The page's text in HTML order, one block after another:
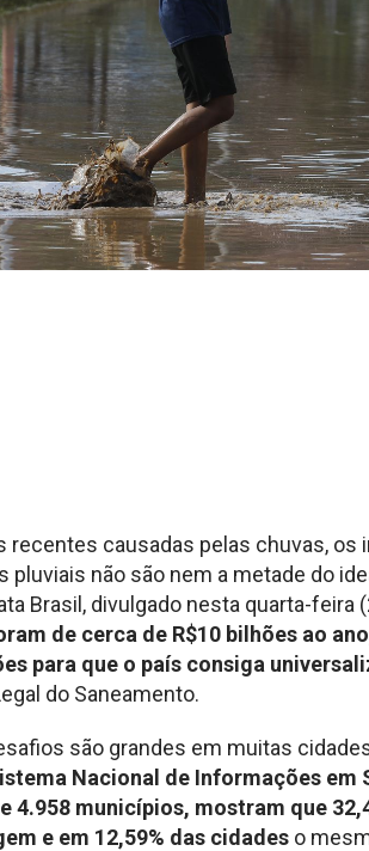
recentes causadas pelas chuvas, os
pluviais não são nem a metade do
Brasil, divulgado nesta quarta-feira
de cerca de R$10 bilhões ao
para que o país consiga
do Saneamento.
são grandes em muitas
Nacional de Informações em
4.958 municípios, mostram que
e em 12,59% das cidades o